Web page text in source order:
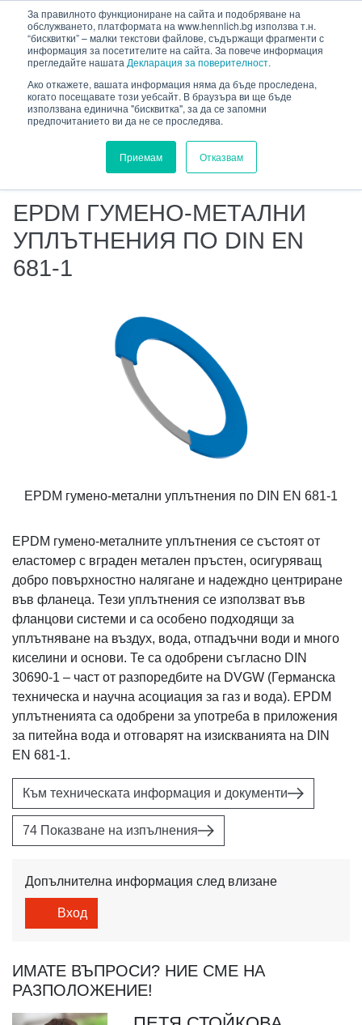
За правилното функциониране на сайта и подобряване на
обслужването, платформата на www.hennlich.bg използва т.н.
“бисквитки” – малки текстови файлове, съдържащи фрагменти с
информация за посетителите на сайта. За повече информация
прегледайте нашата Декларация за поверителност.
Ако откажете, вашата информация няма да бъде проследена,
когато посещавате този уебсайт. В браузъра ви ще бъде
използвана единична "бисквитка", за да се запомни
предпочитанието ви да не се проследява.
Приемам Отказвам
съдържание
HENNLICH.BG ПРОДУКТИ
УПЛЪТНИТЕЛИ
ПЛОСКИ УПЛЪТНИТЕЛИ И ЗАГОТОВКИ
ГУМЕНО-МЕТАЛНИ УПЛЪТНИТЕЛИ
EPDM ГУМЕНО-МЕТАЛНИ УПЛЪТНЕНИЯ ПО DIN EN
EPDM ГУМЕНО-МЕТАЛНИ
УПЛЪТНЕНИЯ ПО DIN EN
681-1
EPDM гумено-метални уплътнения по DIN EN 681-1
EPDM гумено-металните уплътнения се състоят от
еластомер с вграден метален пръстен, осигуряващ
добро повърхностно налягане и надеждно центриране
във фланеца. Тези уплътнения се използват във
фланцови системи и са особено подходящи за
уплътняване на въздух, вода, отпадъчни води и много
киселини и основи. Те са одобрени съгласно DIN
30690-1 – част от разпоредбите на DVGW (Германска
техническа и научна асоциация за газ и вода). EPDM
уплътненията са одобрени за употреба в приложения
за питейна вода и отговарят на изискванията на DIN
EN 681-1.
Към техническата информация и документи
74 Показване на изпълнения
Допълнителна информация след влизане
Вход
ИМАТЕ ВЪПРОСИ? НИЕ СМЕ НА
РАЗПОЛОЖЕНИЕ!